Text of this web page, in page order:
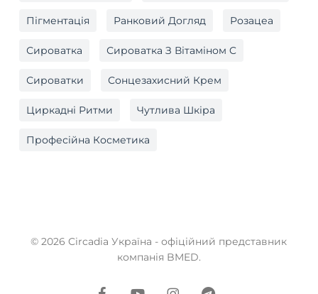
Пігментація Ранковий Догляд Розацеа
Сироватка Сироватка З Вітаміном C
Сироватки Сонцезахисний Крем
Циркадні Ритми Чутлива Шкіра
Професійна Косметика
© 2026 Circadia Україна - офіційний представник
компанія BMED.